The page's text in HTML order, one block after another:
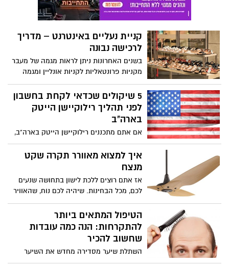
המבחר עלול לבלבל. אז על מנת שתוכלו
לדעת על מה חשוב לשים דגש, אנו מזמינים
קניית נעליים באינטרנט – מדריך
לרכישה נבונה
בשנים האחרונות ניתן לראות מגמה של מעבר
מקניות פרונטאליות לקניות אונליין ומגמה
זאת התחזקה במיוחד בתקופת הקורונה
כאשר השהייה בבתים הובילה למצב של
רכישות באינטרנט בין אם מדובר במוצרי מזון,
בגדים, הנעלה ועוד מגוון מוצרים אשר מכורח
המצב רכישתם מתבצעת דרך האינטרנט.
5 שיקולים שכדאי לקחת בחשבון
לפני תהליך רילוקיישן הייטק
בארה"ב
אם אתם מתכננים רילוקיישן הייטק בארה"ב,
חשוב שתתכוננו היטב, מכיוון שהמעבר למקום
חדש יכול להיות מורכב, במיוחד אם אתם
עוברים ליבשת העמוסה והמפורסמת ביותר
איך למצוא מאוורר תקרה שקט
מנצח
אז אתם רוצים ללכת לישון בתחושה שנעים
לכם, מכל הבחינות. שיהיה לכם נוח, שהאוויר
יהיה בטמפרטורה הנכונה, וכמובן, השקט.
טוב, אין ספק שזה אפשרי עם מאוורר תקרה
שקט. איך תוכלו למצוא את מאוורר התקרה
המתאים ביותר עבורכם. גם מבחינת חלל
החדר וגם מבחינת התקציב.
הטיפול המתאים ביותר
להתקרחות: הנה כמה עובדות
שחשוב להכיר
השתלת שיער מסדירה מחדש את השיער
הקיים באמצעות העברת שיער מאזור אחד